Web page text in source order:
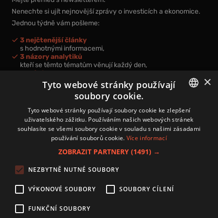
Nenechte si ujít nejnovější zprávy o investicích a ekonomice.
Jednou týdně vám pošleme:
3 nejčtenější články
s hodnotnými informacemi,
3 názory analytiků
kteří se těmto tématům věnují každý den,
nová videa a podcasty
k prohloubení vašich znalostí.
Přihlášením k newsletteru vyjadřujete svůj souhlas spodmínkami
zpracování osobních údajů.
Zásady používání souborů cookies
Autoři
Nastavení cookies
CZECH
×
Tyto webové stránky používají
soubory cookie.
Tyto webové stránky používají soubory cookie ke zlepšení
uživatelského zážitku. Používáním našich webových stránek
souhlasíte se všemi soubory cookie v souladu s našimi zásadami
používání souborů cookie. Více informací
ZOBRAZIT PARTNERY (1491) →
NEZBYTNĚ NUTNÉ SOUBORY
VÝKONOVÉ SOUBORY SOUBORY CÍLENÍ
FUNKČNÍ SOUBORY